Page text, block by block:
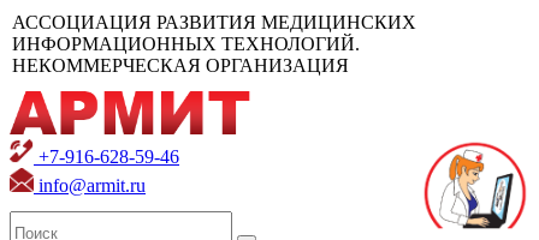
АССОЦИАЦИЯ РАЗВИТИЯ МЕДИЦИНСКИХ
ИНФОРМАЦИОННЫХ ТЕХНОЛОГИЙ.
НЕКОММЕРЧЕСКАЯ ОРГАНИЗАЦИЯ
+7-916-628-59-46
info@armit.ru